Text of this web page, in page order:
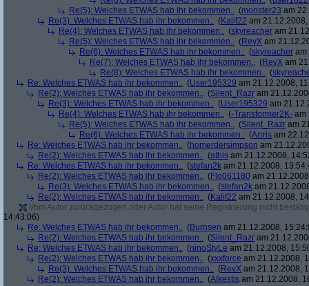
Re(5): Welches ETWAS hab ihr bekommen.. (monster23 am
Re(3): Welches ETWAS hab ihr bekommen.. (Kalif22 am
Re(4): Welches ETWAS hab ihr bekommen.. (skyreacher am
Re(5): Welches ETWAS hab ihr bekommen.. (RevX am
Re(6): Welches ETWAS hab ihr bekommen.. (skyreacher am
Re(7): Welches ETWAS hab ihr bekommen.. (RevX am
Re(8): Welches ETWAS hab ihr bekommen.. (
Re: Welches ETWAS hab ihr bekommen.. (User195329 am 21.12.2008,
Re(2): Welches ETWAS hab ihr bekommen.. (Silent_Razr am
Re(3): Welches ETWAS hab ihr bekommen.. (User195329 am
Re(4): Welches ETWAS hab ihr bekommen.. (-Transformer2K- am
Re(5): Welches ETWAS hab ihr bekommen.. (Silent_Razr am
Re(6): Welches ETWAS hab ihr bekommen.. (Arrris am
Re: Welches ETWAS hab ihr bekommen.. (homerdersimpson am
Re(2): Welches ETWAS hab ihr bekommen.. (athis am 21.12.2008,
Re: Welches ETWAS hab ihr bekommen.. (stefan2k am 21.12.2008,
Re(2): Welches ETWAS hab ihr bekommen.. (Flo061180 am
Re(3): Welches ETWAS hab ihr bekommen.. (stefan2k am
Re(2): Welches ETWAS hab ihr bekommen.. (Kalif22 am 21.12.2008,
Vom Autor zurückgezogen oder Autor hat seine Registrierung nicht
14:43:06)
Re: Welches ETWAS hab ihr bekommen.. (Burnsen am 21.12.2008,
Re(2): Welches ETWAS hab ihr bekommen.. (Silent_Razr am
Re: Welches ETWAS hab ihr bekommen.. (ninoStyLe am 21.12.2008,
Re(2): Welches ETWAS hab ihr bekommen.. (xxxforce am 21.12.2008,
Re(3): Welches ETWAS hab ihr bekommen.. (RevX am 21.12.2008,
Re(2): Welches ETWAS hab ihr bekommen.. (Alkestis am 21.12.2008,